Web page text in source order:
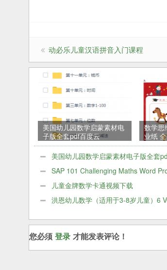
动必乐儿童汉语拼音入门课程
美国幼儿园数学启蒙素材电
子版全套pdf百度云
数学思
业纸
儿园
美国幼儿园数学启蒙素材电子版全套
SAP 101 Challenging Maths Word
坡小学1-6年级数学应用题练习册PDF版
儿童金牌数学卡通视频下载
洪恩幼儿数学（适用于3-8岁儿童）6
您必须 登录 才能发表评论！